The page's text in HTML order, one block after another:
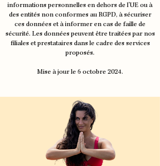
informations personnelles en dehors de l'UE ou à
des entités non conformes au RGPD, à sécuriser
ces données et à informer en cas de faille de
sécurité. Les données peuvent être traitées par nos
filiales et prestataires dans le cadre des services
proposés.
Mise à jour le 6 octobre 2024.